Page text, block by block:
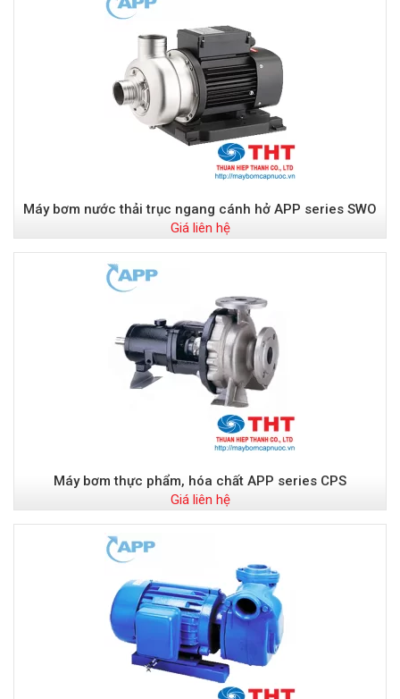
Máy bơm nước thải trục ngang cánh hở APP series SWO
Giá liên hệ
Máy bơm thực phẩm, hóa chất APP series CPS
Giá liên hệ